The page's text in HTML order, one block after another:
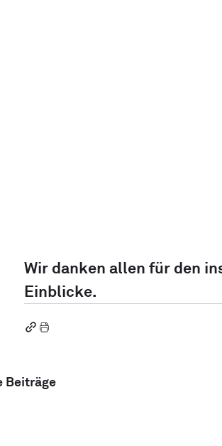
Wir danken allen für den
Einblicke.
Beiträge